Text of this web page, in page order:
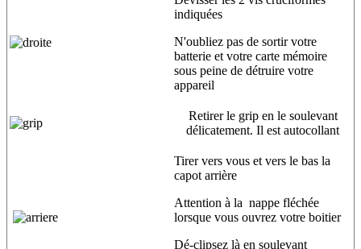
indiquées
N'oubliez pas de sortir votre
batterie et votre carte mémoire
sous peine de détruire votre
appareil
Retirer le grip en le soulevant
délicatement. Il est autocollant
Tirer vers vous et vers le bas la
capot arrière
Attention à la nappe fléchée
lorsque vous ouvrez votre boitier
Dé-clipsez là en soulevant